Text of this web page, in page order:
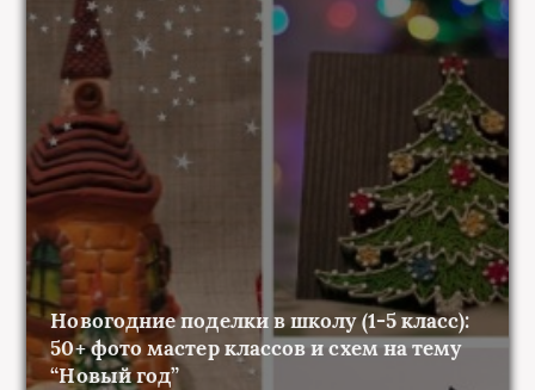
Новогодние поделки в школу (1-5 класс):
50+ фото мастер классов и схем на тему
“Новый год”